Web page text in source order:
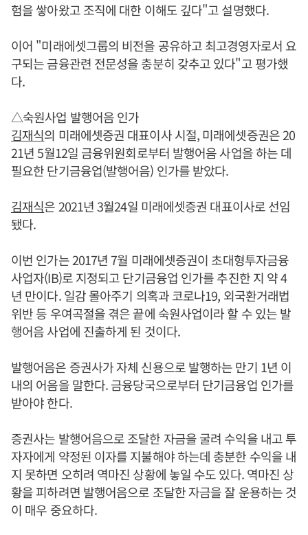
험을 쌓아왔고 조직에 대한 이해도 깊다"고 설명했다.
이어 "미래에셋그룹의 비전을 공유하고 최고경영자로서 요
구되는 금융관련 전문성을 충분히 갖추고 있다"고 평가했
다.
△숙원사업 발행어음 인가
김재식의 미래에셋증권 대표이사 시절, 미래에셋증권은 20
21년 5월12일 금융위원회로부터 발행어음 사업을 하는 데
필요한 단기금융업(발행어음) 인가를 받았다.
김재식은 2021년 3월24일 미래에셋증권 대표이사로 선임
됐다.
이번 인가는 2017년 7월 미래에셋증권이 초대형투자금융
사업자(IB)로 지정되고 단기금융업 인가를 추진한 지 약 4
년 만이다. 일감 몰아주기 의혹과 코로나19, 외국환거래법
위반 등 우여곡절을 겪은 끝에 숙원사업이라 할 수 있는 발
행어음 사업에 진출하게 된 것이다.
발행어음은 증권사가 자체 신용으로 발행하는 만기 1년 이
내의 어음을 말한다. 금융당국으로부터 단기금융업 인가를
받아야 한다.
증권사는 발행어음으로 조달한 자금을 굴려 수익을 내고 투
자자에게 약정된 이자를 지불해야 하는데 충분한 수익을 내
지 못하면 오히려 역마진 상황에 놓일 수도 있다. 역마진 상
황을 피하려면 발행어음으로 조달한 자금을 잘 운용하는 것
이 매우 중요하다.